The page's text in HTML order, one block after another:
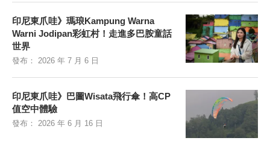
印尼東爪哇》瑪琅Kampung Warna
Warni Jodipan彩虹村！走進多巴胺童話
世界
發布： 2026 年 7 月 6 日
印尼東爪哇》巴圖Wisata飛行傘！高CP
值空中體驗
發布： 2026 年 6 月 16 日